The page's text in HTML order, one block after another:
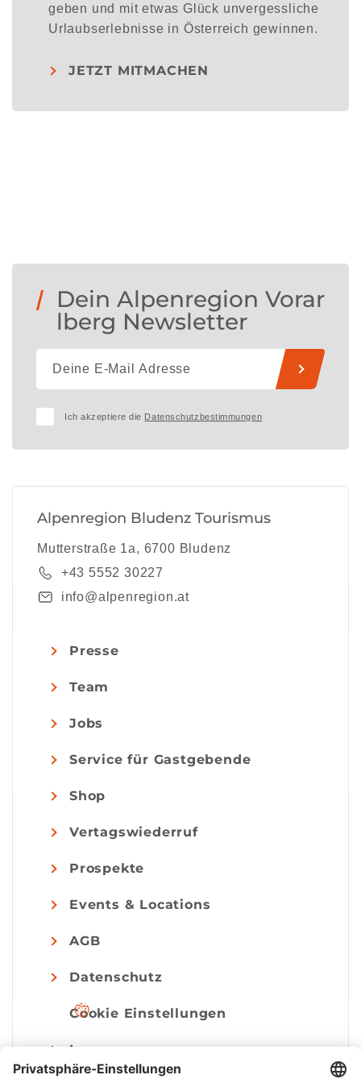
geben und mit etwas Glück unvergessliche
Urlaubserlebnisse in Österreich gewinnen.
JETZT MITMACHEN
Dein Alpenregion Vorar
lberg Newsletter
Ich akzeptiere die Datenschutzbestimmungen
Alpenregion Bludenz Tourismus
Mutterstraße 1a, 6700 Bludenz
+43 5552 30227
info@alpenregion.at
Presse
Team
Jobs
Service für Gastgebende
Shop
Vertagswiederruf
Prospekte
Events & Locations
AGB
Datenschutz
Cookie Einstellungen
Impressum